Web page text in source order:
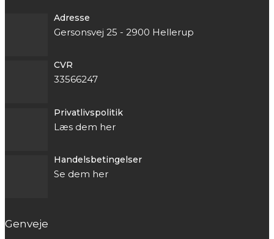
Adresse
Gersonsvej 25 - 2900 Hellerup
CVR
33566247
Privatlivspolitik
Læs dem her
Handelsbetingelser
Se dem her
Genveje